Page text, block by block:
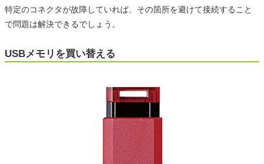
特定のコネクタが故障していれば、その箇所を避けて接続すること
で問題は解決できるでしょう。
USBメモリを買い替える